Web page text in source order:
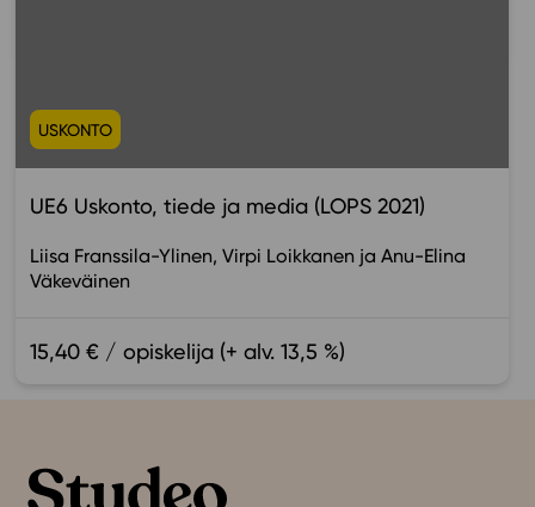
USKONTO
UE6 Uskonto, tiede ja media (LOPS 2021)
Liisa Franssila-Ylinen Virpi Loikkanen
Anu-Elina
Väkeväinen
15,40 € / opiskelija (+ alv. 13,5 %)